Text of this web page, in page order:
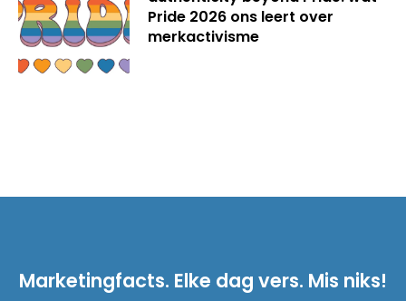
Pride 2026 ons leert over
merkactivisme
Marketingfacts. Elke dag vers. Mis niks!